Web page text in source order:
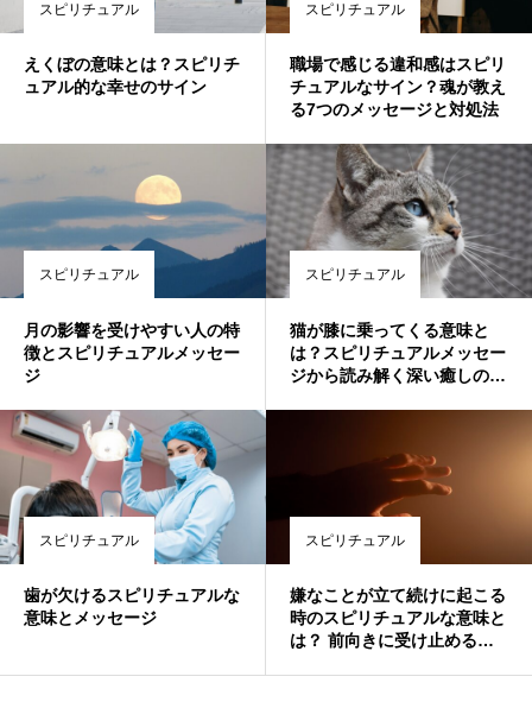
スピリチュアル
えくぼの意味とは？スピリチ
ュアル的な幸せのサイン
スピリチュアル
職場で感じる違和感はスピリ
チュアルなサイン？魂が教え
る7つのメッセージと対処法
スピリチュアル
月の影響を受けやすい人の特
徴とスピリチュアルメッセー
ジ
スピリチュアル
猫が膝に乗ってくる意味と
は？スピリチュアルメッセー
ジから読み解く深い癒しの理
スピリチュアル
歯が欠けるスピリチュアルな
意味とメッセージ
スピリチュアル
嫌なことが立て続けに起こる
時のスピリチュアルな意味と
は？ 前向きに受け止めるた